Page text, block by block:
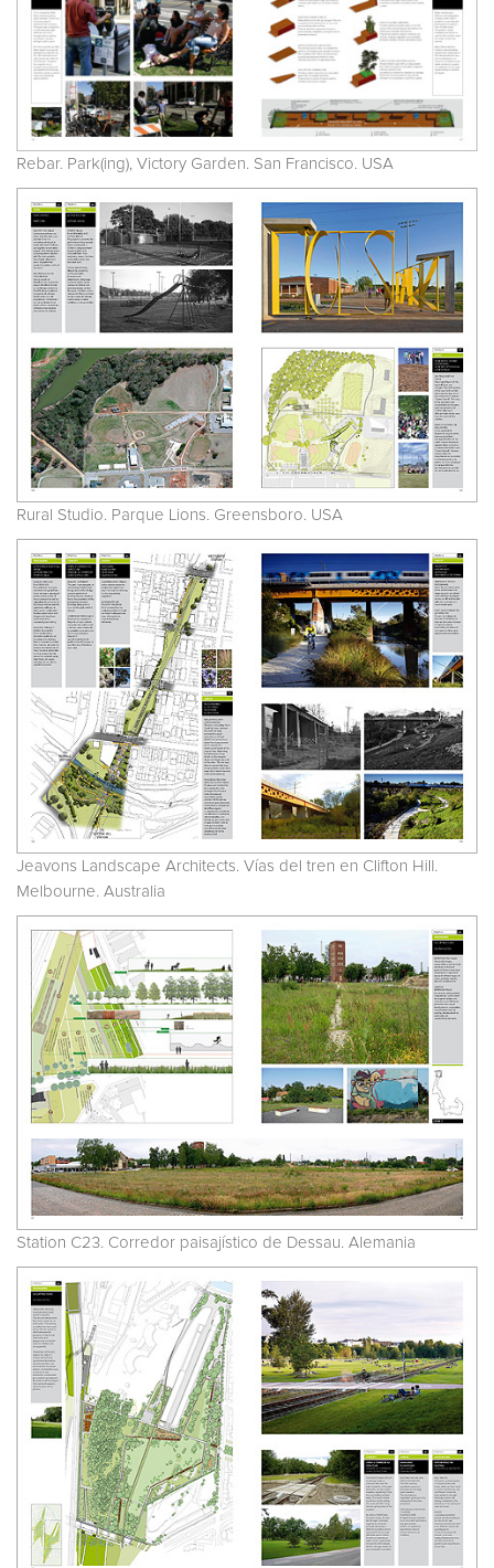
Rebar. Park(ing), Victory Garden. San Francisco. USA
Rural Studio. Parque Lions. Greensboro. USA
Jeavons Landscape Architects. Vías del tren en Clifton Hill.
Melbourne. Australia
Station C23. Corredor paisajístico de Dessau. Alemania